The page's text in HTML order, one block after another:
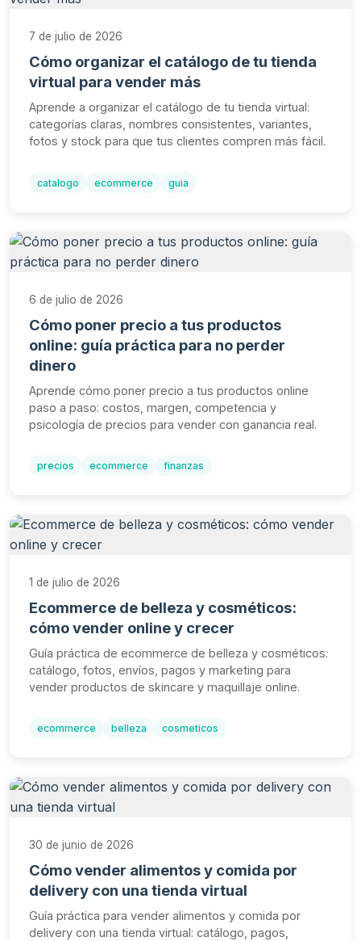
7 de julio de 2026
Cómo organizar el catálogo de tu tienda
virtual para vender más
Aprende a organizar el catálogo de tu tienda virtual:
categorías claras, nombres consistentes, variantes,
fotos y stock para que tus clientes compren más fácil.
catalogo ecommerce guia
6 de julio de 2026
Cómo poner precio a tus productos
online: guía práctica para no perder
dinero
Aprende cómo poner precio a tus productos online
paso a paso: costos, margen, competencia y
psicología de precios para vender con ganancia real.
precios ecommerce finanzas
1 de julio de 2026
Ecommerce de belleza y cosméticos:
cómo vender online y crecer
Guía práctica de ecommerce de belleza y cosméticos:
catálogo, fotos, envíos, pagos y marketing para
vender productos de skincare y maquillaje online.
ecommerce belleza cosmeticos
30 de junio de 2026
Cómo vender alimentos y comida por
delivery con una tienda virtual
Guía práctica para vender alimentos y comida por
delivery con una tienda virtual: catálogo, pagos,